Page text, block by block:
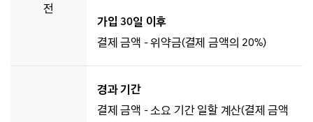
전
가입 30일 이후
결제 금액 - 위약금(결제 금액의 20%)
경과 기간
결제 금액 - 소요 기간 일할 계산(결제 금액